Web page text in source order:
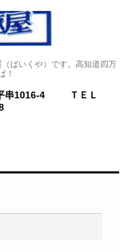
ばいくや）です。高知道四万
！
串1016-4
ＴＥＬ